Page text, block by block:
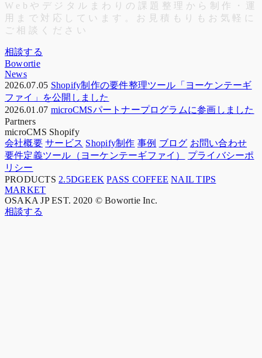
W e b や デ ジ タ ル ま わ り の 課 題 整理 か ら 制作 ・
運
用
ま で 対 応 し て い ま す お 見 積 も り も お 気 軽 に
ご 相 談 く だ さ い
相談する
Bowortie
News
2026.07.05 Shopify制作の要件整理ツール「ヨーケンテーギ
ファイ」を公開しました
2026.01.07 microCMSパートナープログラムに参画しました
Partners
microCMS Shopify
会社概要 サービス Shopify制作 事例 ブログ お問い合わせ
要件定義ツール（ヨーケンテーギファイ）
プライバシーポ
リシー
PRODUCTS 2.5DGEEK PASS COFFEE NAIL TIPS
MARKET
OSAKA JP EST. 2020 © Bowortie Inc.
相談する